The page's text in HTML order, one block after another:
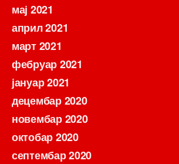
мај 2021
април 2021
март 2021
фебруар 2021
јануар 2021
децембар 2020
новембар 2020
октобар 2020
септембар 2020